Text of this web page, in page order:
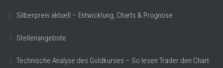
Silberpreis aktuell – Entwicklung, Charts & Prognose
Stellenangebote
Technische Analyse des Goldkurses – So lesen Trader den Chart